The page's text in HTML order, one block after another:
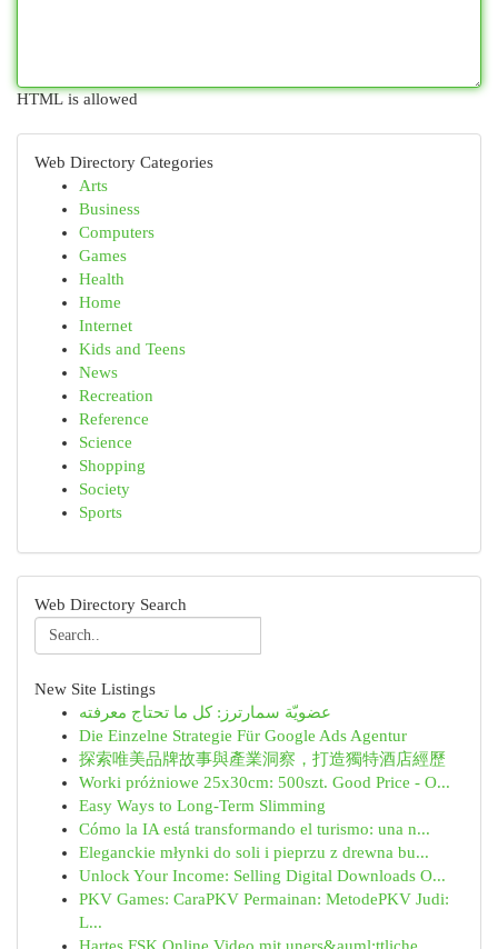
HTML is allowed
Web Directory Categories
Arts
Business
Computers
Games
Health
Home
Internet
Kids and Teens
News
Recreation
Reference
Science
Shopping
Society
Sports
Web Directory Search
New Site Listings
عضويّة سمارترز: كل ما تحتاج معرفته
Die Einzelne Strategie Für Google Ads Agentur
探索唯美品牌故事與產業洞察，打造獨特酒店經歷
Worki próżniowe 25x30cm: 500szt. Good Price - O...
Easy Ways to Long-Term Slimming
Cómo la IA está transformando el turismo: una n...
Eleganckie młynki do soli i pieprzu z drewna bu...
Unlock Your Income: Selling Digital Downloads O...
PKV Games: CaraPKV Permainan: MetodePKV Judi:
L...